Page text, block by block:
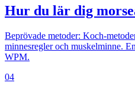
Hur du lär dig
Beprövade metoder: Koch-
minnesregler och muskelminne.
WPM.
04